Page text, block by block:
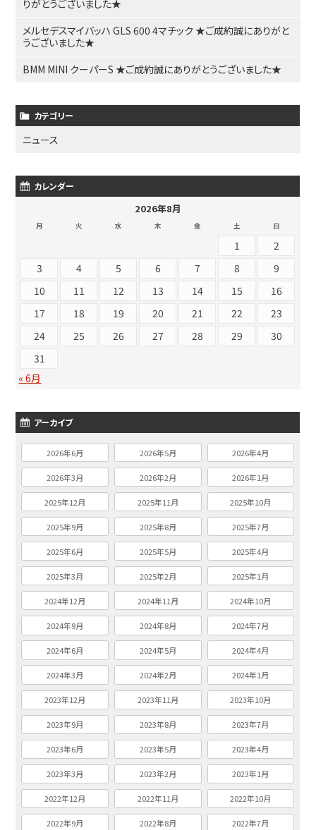
りがとうございました★
メルセデスマイバッハ GLS 600 4マチック ★ご成約誠にありがと
うございました★
BMM MINI クーパーS ★ご成約誠にありがとうございました★
カテゴリー
ニュース
カレンダー
2026年8月
月 火 水 木 金 土 日
1
2
3
4 5 6 7 8
9
10
11 12 13 14 15
16
17
18 19 20 21 22
23
24
25 26 27 28 29
30
31
« 6月
アーカイブ
2026年6月 2026年5月 2026年4月
2026年3月 2026年2月 2026年1月
2025年12月 2025年11月 2025年10月
2025年9月 2025年8月 2025年7月
2025年6月 2025年5月 2025年4月
2025年3月 2025年2月 2025年1月
2024年12月 2024年11月 2024年10月
2024年9月 2024年8月 2024年7月
2024年6月 2024年5月 2024年4月
2024年3月 2024年2月 2024年1月
2023年12月 2023年11月 2023年10月
2023年9月 2023年8月 2023年7月
2023年6月 2023年5月 2023年4月
2023年3月 2023年2月 2023年1月
2022年12月 2022年11月 2022年10月
2022年9月 2022年8月 2022年7月